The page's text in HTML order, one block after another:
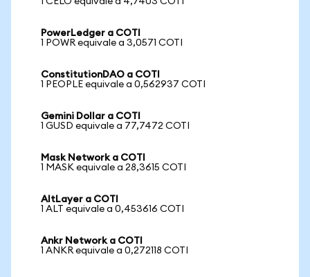
PowerLedger a COTI
1 POWR equivale a 3,0571 COTI
ConstitutionDAO a COTI
1 PEOPLE equivale a 0,562937 COTI
Gemini Dollar a COTI
1 GUSD equivale a 77,7472 COTI
Mask Network a COTI
1 MASK equivale a 28,3615 COTI
AltLayer a COTI
1 ALT equivale a 0,453616 COTI
Ankr Network a COTI
1 ANKR equivale a 0,272118 COTI